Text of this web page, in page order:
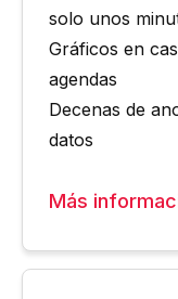
solo unos
Gráficos en
agendas
Decenas de
datos
Más